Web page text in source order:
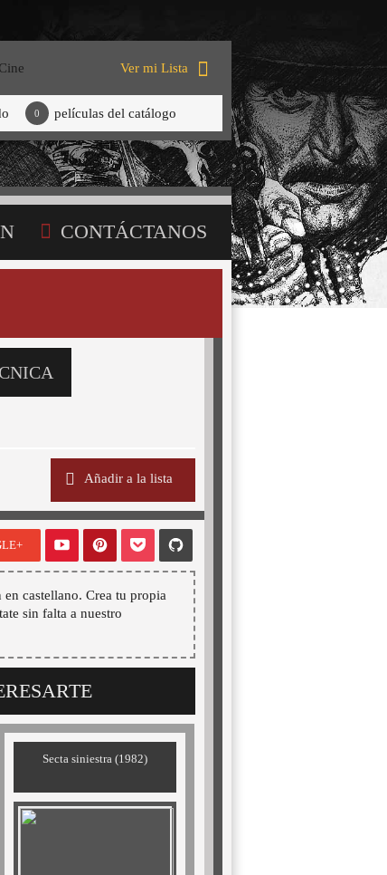
Ver mi Lista
0 películas del catálogo
CONTÁCTANOS
Añadir a la lista
castellano. Crea tu propia
sin falta a nuestro
Secta siniestra (1982)